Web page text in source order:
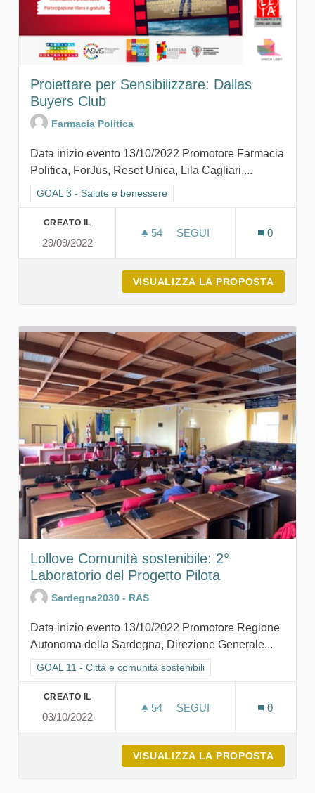
Proiettare per Sensibilizzare: Dallas
Buyers Club
Farmacia Politica
Data inizio evento 13/10/2022 Promotore Farmacia
Politica, ForJus, Reset Unica, Lila Cagliari,...
Filtra i risultati per categoria: GOAL 3 - Salute e benessere
GOAL 3 - Salute e benessere
CREATO IL
29/09/2022
54 54 SOSTENITORI
SEGUI
0
VISUALIZZA LA PROPOSTA
Lollove Comunità sostenibile: 2°
Laboratorio del Progetto Pilota
Sardegna2030 - RAS
Data inizio evento 13/10/2022 Promotore Regione
Autonoma della Sardegna, Direzione Generale...
Filtra i risultati per categoria: GOAL 11 - Città e comunità
GOAL 11 - Città e comunità sostenibili
CREATO IL
03/10/2022
54 54 SOSTENITORI
SEGUI
0
VISUALIZZA LA PROPOSTA